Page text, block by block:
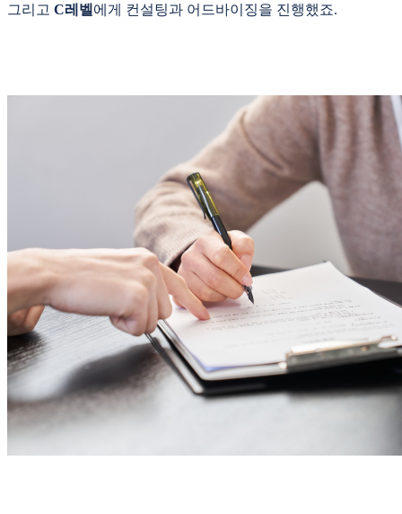
그리고 C레벨 에게 컨설팅과 어드바이징을 진행했죠.